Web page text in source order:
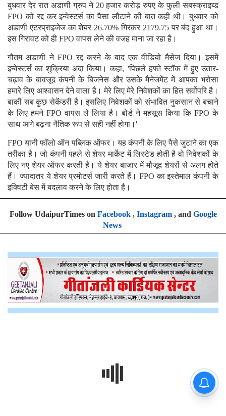
बुधवार देर रात अडाणी ग्रुप ने 20 हजार करोड़ रुपए के फुली सबस्क्राइब्ड
FPO को रद्द कर इन्वेस्टर्स का पैसा लौटाने की बात कही थी। बुधवार को
अडाणी एंटरप्राइजेज का शेयर 26.70% गिरकर 2179.75 पर बंद हुआ था।
इस गिरावट को ही FPO वापस लेने की वजह माना जा रहा है।
गौतम अडाणी ने FPO रद्द करने के बाद एक वीडियो मैसेज दिया। इसमें
इन्वेस्टर्स का शुक्रिया अदा किया। कहा, 'पिछले हफ्ते स्टॉक में हुए उतार-
चढ़ाव के बावजूद कंपनी के बिजनेस और उसके मैनेजमेंट में आपका भरोसा
हमारे लिए आश्वासन देने वाला है। मेरे लिए मेरे निवेशकों का हित सर्वोपरि है।
बाकी सब कुछ सेकेंडरी है। इसलिए निवेशकों को संभावित नुकसान से बचाने
के लिए हमने FPO वापस ले लिया है। बोर्ड ने महसूस किया कि FPO के
साथ आगे बढ़ना नैतिक रूप से सही नहीं होगा।'
FPO यानी फॉलो ऑन पब्लिक ऑफर। यह कंपनी के लिए पैसे जुटाने का एक
तरीका है। जो कंपनी पहले से शेयर मार्केट में लिस्टेड होती है वो निवेशकों के
लिए नए शेयर ऑफर करती है। ये शेयर बाजार में मौजूद शेयरों से अलग होते
हैं। ज्यादातर ये शेयर प्रमोटर्स जारी करते हैं। FPO का इस्तेमाल कंपनी के
इक्विटी बेस में बदलाव करने के लिए होता है।
Follow UdaipurTimes on Facebook, Instagram, and Google
News